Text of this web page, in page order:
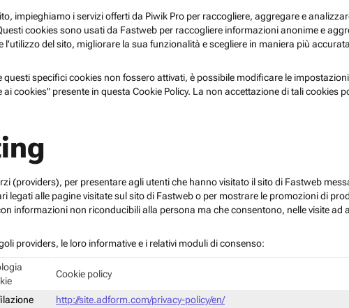
impieghiamo i servizi offerti da Piwik Pro per raccogliere, aggregare e
cookies sono usati da Fastweb per raccogliere informazioni anonime e
del sito, migliorare la sua funzionalità e scegliere in maniera più
specifici cookies non fossero attivati, è possibile modificare le
cookies" presente in questa Cookie Policy. La non accettazione di tali cookies
(providers), per presentare agli utenti che hanno visitato il sito di Fastweb
legati alle pagine visitate sul sito di Fastweb o per mostrare le promozioni di
informazioni non riconducibili alla persona ma che consentono, nelle visite
providers, le loro informative e i relativi moduli di consenso:
Cookie policy
http://site.adform.com/privacy-policy/en/